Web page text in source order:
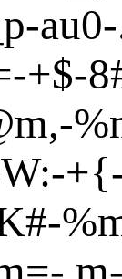
_p-au0-
-+$-
m,-
W:-+{
#-